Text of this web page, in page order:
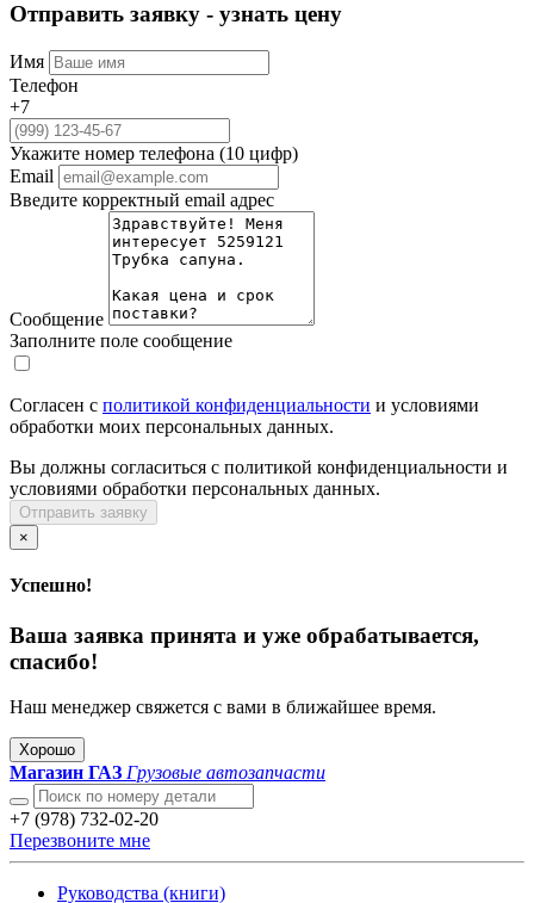
Отправить заявку - узнать цену
Имя
Телефон
+7
Укажите номер телефона (10 цифр)
Email
Введите корректный email адрес
Сообщение
Заполните поле сообщение
Согласен с политикой конфиденциальности и условиями
обработки моих персональных данных.
Вы должны согласиться с политикой конфиденциальности и
условиями обработки персональных данных.
Отправить заявку
×
Успешно!
Ваша заявка принята и уже обрабатывается,
спасибо!
Наш менеджер свяжется с вами в ближайшее время.
Хорошо
Магазин ГАЗ Грузовые автозапчасти
+7 (978) 732-02-20
Перезвоните мне
Руководства (книги)